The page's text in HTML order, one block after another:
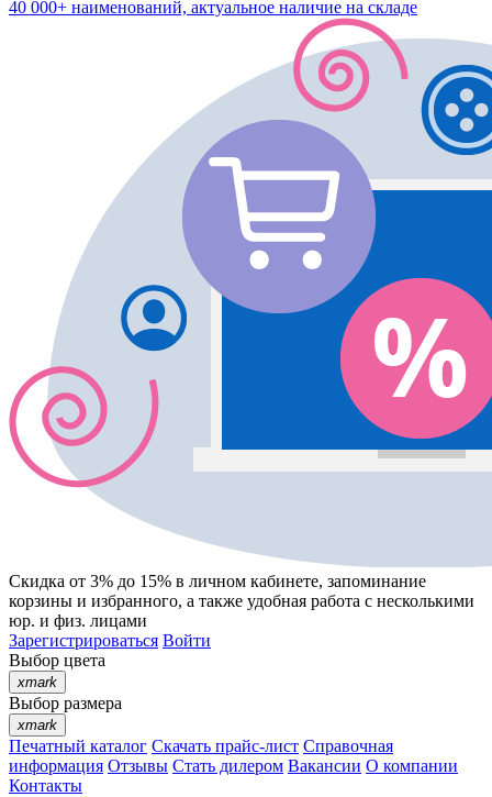
40 000+ наименований, актуальное наличие на складе
Скидка от 3% до 15% в личном кабинете, запоминание
корзины и избранного, а также удобная работа с несколькими
юр. и физ. лицами
Зарегистрироваться Войти
Выбор цвета
xmark
Выбор размера
xmark
Печатный каталог Скачать прайс-лист Справочная
информация Отзывы Стать дилером Вакансии О компании
Контакты